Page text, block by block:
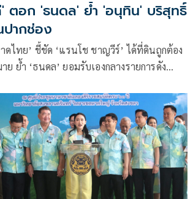
' ตอก 'ธนดล' ย้ำ 'อนุทิน' บริสุทธิ์
ากช่อง
ดไทย’ ชี้ชัด ‘แรนโช ชาญวีร์’ ได้ที่ดินถูกต้อง
ย ย้ำ ‘ธนดล’ ยอมรับเองกลางรายการดัง
ม่เช่นนั้นอีกฝ่ายมีสิทธิ์ใช้กฎหมายโต้กลับ